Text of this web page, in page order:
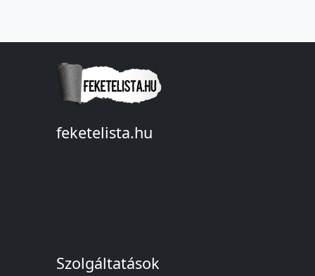
feketelista.hu
Szolgáltatások